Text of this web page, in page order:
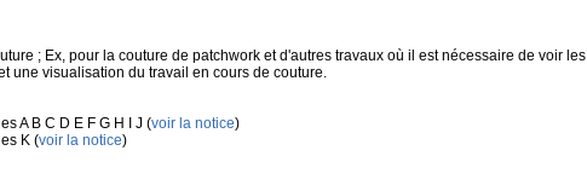
; Ex, pour la couture de patchwork et d'autres travaux où il est nécessaire de voir
une visualisation du travail en cours de couture.
A B C D E F G H I J (voir la notice)
K (voir la notice)